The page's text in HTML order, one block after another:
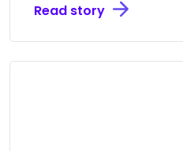
Read story